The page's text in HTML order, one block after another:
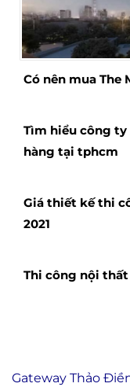
Có nên mua The
Tìm hiểu công
hàng tại tphcm
Giá thiết kế thi
2021
Thi công nội
Gateway Thảo